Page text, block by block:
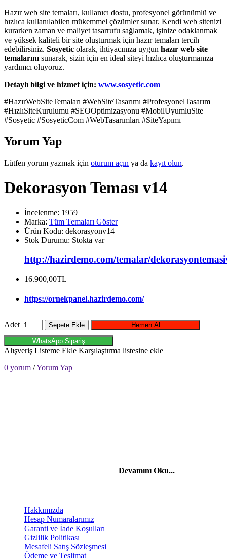
Hazır web site temaları, kullanıcı dostu, profesyonel görünümlü ve
hızlıca kullanılabilen mükemmel çözümler sunar. Kendi web sitenizi
kurarken zaman ve maliyet tasarrufu sağlamak, işinize odaklanmak
ve yüksek kaliteli bir site oluşturmak için hazır temaları tercih
edebilirsiniz. Sosyetic olarak, ihtiyacınıza uygun hazır web site
temalarını sunarak, sizin için en ideal siteyi hızlıca oluşturmanıza
yardımcı oluyoruz.
Detaylı bilgi ve hizmet için: www.sosyetic.com
#HazırWebSiteTemaları #WebSiteTasarımı #ProfesyonelTasarım
#HızlıSiteKurulumu #SEOOptimizasyonu #MobilUyumluSite
#Sosyetic #SosyeticCom #WebTasarımları #SiteYapımı
Yorum Yap
Lütfen yorum yazmak için oturum açın ya da kayıt olun.
Dekorasyon Teması v14
İncelenme: 1959
Marka: Tüm Temaları Göster
Ürün Kodu: dekorasyonv14
Stok Durumu: Stokta var
http://hazirdemo.com/temalar/
16.900,00TL
https://ornekpanel.hazirdemo.com/
Adet Sepete Ekle Hemen Al
WhatsApp Sipariş
Alışveriş Listeme Ekle Karşılaştırma listesine ekle
0 yorum /Yorum Yap
Devamını Oku...
Hakkımızda
Hesap Numaralarımız
Garanti ve İade Koşulları
Gizlilik Politikası
Mesafeli Satış Sözleşmesi
Ödeme ve Teslimat